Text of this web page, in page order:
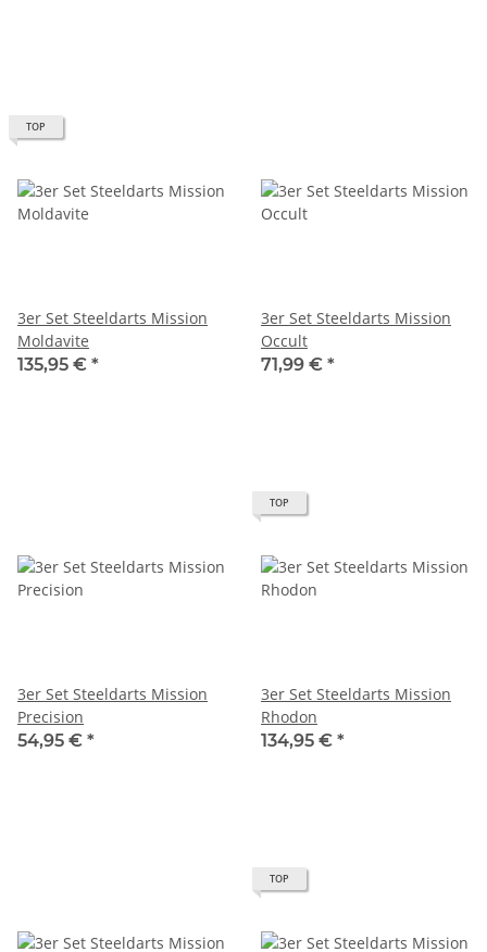
TOP
3er Set Steeldarts Mission
Moldavite
135,95 € *
3er Set Steeldarts Mission
Occult
71,99 € *
3er Set Steeldarts Mission
Precision
54,95 € *
TOP
3er Set Steeldarts Mission
Rhodon
134,95 € *
TOP